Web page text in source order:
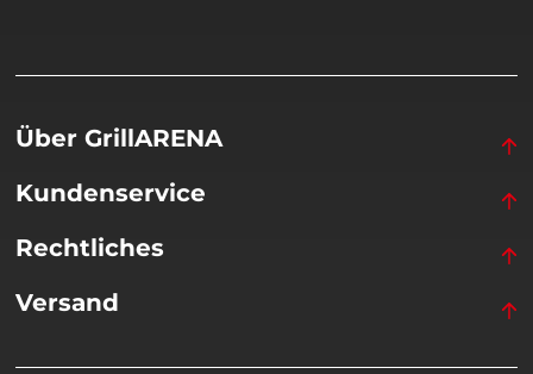
Über GrillARENA
Kundenservice
Rechtliches
Versand